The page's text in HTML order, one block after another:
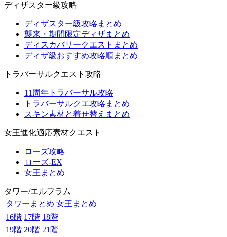
ディザスター級攻略
ディザスター級攻略まとめ
襲来・期間限定ディザまとめ
ディスカバリークエストまとめ
ディザ級おすすめ攻略順まとめ
トラバーサルクエスト攻略
11周年トラバーサル攻略
トラバーサルクエ攻略まとめ
スキン素材と着せ替えまとめ
女王進化適応素材クエスト
ローズ攻略
ローズ-EX
女王まとめ
タワー/エルフラム
タワーまとめ 女王まとめ
16階 17階 18階
19階 20階 21階